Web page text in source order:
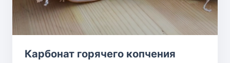
Карбонат горячего копчения